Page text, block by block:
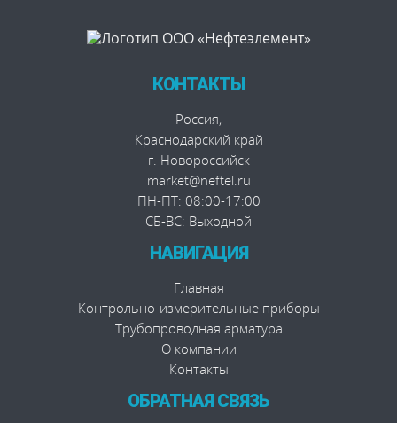
КОНТАКТЫ
Россия,
Краснодарский край
г. Новороссийск
market@neftel.ru
ПН-ПТ: 08:00-17:00
СБ-ВС: Выходной
НАВИГАЦИЯ
Главная
Контрольно-измерительные приборы
Трубопроводная арматура
О компании
Контакты
ОБРАТНАЯ СВЯЗЬ